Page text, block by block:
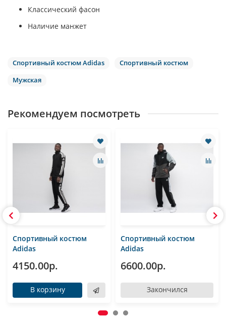
Классический фасон
Наличие манжет
Спортивный костюм Adidas
Спортивный костюм
Мужская
Рекомендуем посмотреть
Спортивный костюм
Adidas
4150.00р.
В корзину
Спортивный костюм
Adidas
6600.00р.
Закончился